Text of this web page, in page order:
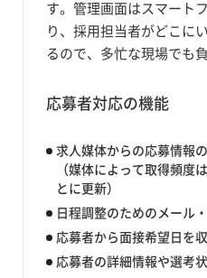
す。管理画面はスマート
り、採用担当者がどこに
るので、多忙な現場でも
応募者対応の機能
求人媒体からの応募情報
（媒体によって取得頻度
とに更新）
日程調整のためのメール
応募者から面接希望日を
応募者の詳細情報や選考